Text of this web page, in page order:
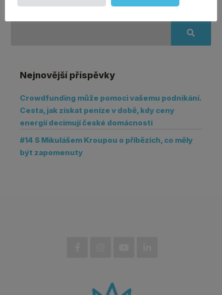
Nejnovější příspěvky
Crowdfunding může pomoci vašemu podnikání.
Cesta, jak získat peníze v době, kdy ceny
energií decimují české domácnosti
#14 S Mikulášem Kroupou o příbězích, co měly
být zapomenuty